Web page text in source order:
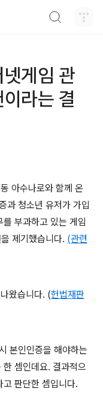
게임 관
라는 결
아수나로와 함께 온
과 청소년 유저가 가입
부과하고 있는 게임
제기했습니다. (관련
왔습니다. (헌법재판
본인인증을 해야하는
셈인데요. 결과적으
판단한 셈입니다.